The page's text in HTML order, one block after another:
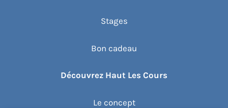
Stages
Bon cadeau
Découvrez Haut Les Cours
Le concept